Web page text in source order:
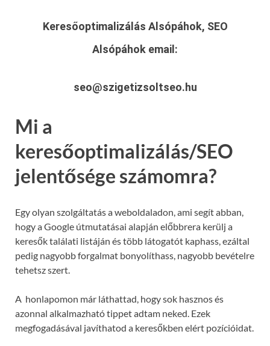
Keresőoptimalizálás Alsópáhok, SEO
Alsópáhok email:
seo@szigetizsoltseo.hu
Mi a
keresőoptimalizálás/SEO
jelentősége számomra?
Egy olyan szolgáltatás a weboldaladon, ami segít abban,
hogy a Google útmutatásai alapján előbbrera kerülj a
keresők találati listáján és több látogatót kaphass, ezáltal
pedig nagyobb forgalmat bonyolíthass, nagyobb bevételre
tehetsz szert.
A honlapomon már láthattad, hogy sok hasznos és
azonnal alkalmazható tippet adtam neked. Ezek
megfogadásával javíthatod a keresőkben elért pozícióidat.